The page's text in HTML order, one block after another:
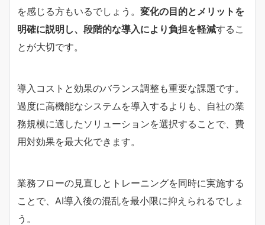
を感じる方もいるでしょう。 変化の目的とメリットを
明確に説明し、段階的な導入により負担を軽減するこ
とが大切です。
導入コストと効果のバランス調整も重要な課題です。
過度に高機能なシステムを導入するよりも、自社の業
務規模に適したソリューションを選択することで、費
用対効果を最大化できます。
業務フローの見直しとトレーニングを同時に実施する
ことで、AI導入後の混乱を最小限に抑えられるでしょ
う。